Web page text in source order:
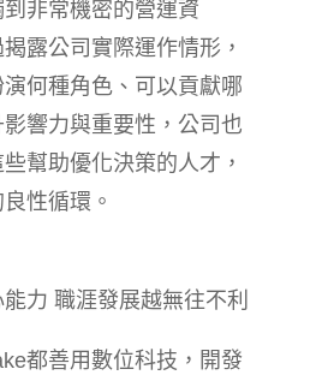
非常機密的營運資
露公司實際運作情形，
何種角色、可以貢獻哪
響力與重要性，公司也
幫助優化決策的人才，
性循環。
力 職涯發展越無往不利
都善用數位科技，開發